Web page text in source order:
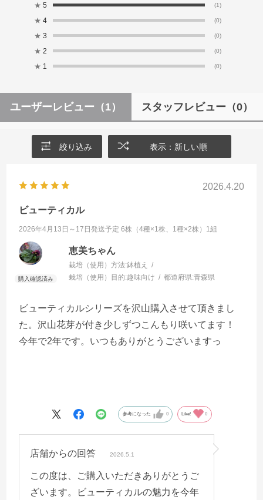
★ 5 (1)
★ 4 (0)
★ 3 (0)
★ 2 (0)
★ 1 (0)
ユーザーレビュー （1） スタッフレビュー （0）
絞り込み 表示：新しい順
2026.4.20
ビューティカル
2026年4月13日～17日発送予定 6株（4種×1株、1種×2株）1組
恵美ちゃん
栽培（使用）方法:鉢植え
栽培（使用）目的:趣味向け 都道府県:青森県
ビューティカルシリーズを沢山購入させて頂きまし
た。沢山花芽が付き少しずつこんもり咲いてます！
今年で2年です。いつもありがとうございますっ
参考になった 0 Like! 0
店舗からの回答 2026.5.1
この度は、ご購入いただきありがとうご
ざいます。ビューティカルの魅力を今年